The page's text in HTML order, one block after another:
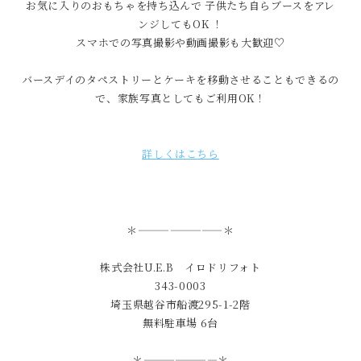
お気に入りのおもちゃを持ち込んで 子供たち自らブースをアレ
ンジしてもOK ！
スマホでの写真撮影や動画撮影も大歓迎♡
バースデイのタペストリーとケーキを移動させることもできるの
で、家族写真としてもご利用OK！
詳しくはこちら
＊————————＊
株式会社U.E.B イロドリフォト
343-0003
埼玉県越谷市船渡295-1-2階
無料駐車場 6台